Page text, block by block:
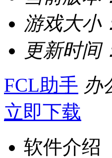
游戏大小
更新时间
FCL助手 办
立即下载
软件介绍